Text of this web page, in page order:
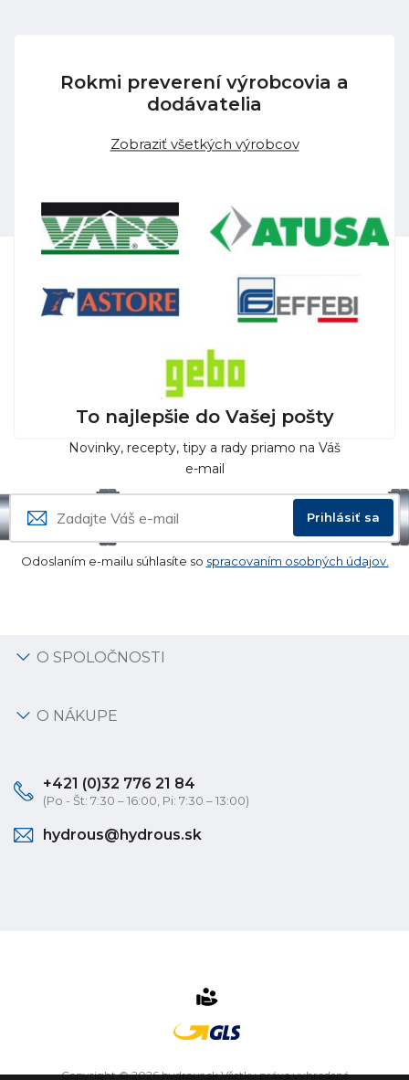
Rokmi preverení výrobcovia a
dodávatelia
Zobraziť všetkých výrobcov
To najlepšie do Vašej pošty
Novinky, recepty, tipy a rady priamo na Váš
e-mail
Prihlásiť sa
Odoslaním e-mailu súhlasíte so spracovaním osobných údajov.
O SPOLOČNOSTI
O NÁKUPE
+421 (0)32 776 21 84
(Po - Št: 7:30 – 16:00, Pi: 7:30 – 13:00)
hydrous@hydrous.sk
Copyright © 2026 hydrous.sk Všetky práva vyhradené